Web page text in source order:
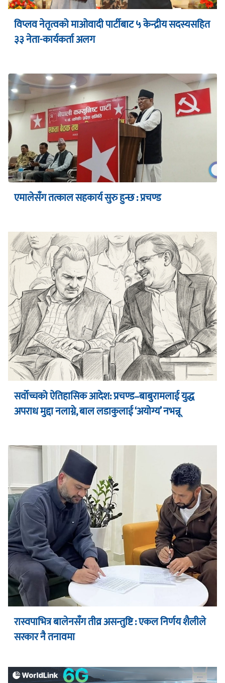
विप्लव नेतृत्वको माओवादी पार्टीबाट ५ केन्द्रीय सदस्यसहित
३३ नेता-कार्यकर्ता अलग
एमालेसँग तत्काल सहकार्य सुरु हुन्छ : प्रचण्ड
सर्वोच्चको ऐतिहासिक आदेश: प्रचण्ड–बाबुरामलाई युद्ध
अपराध मुद्दा नलाग्ने, बाल लडाकुलाई ‘अयोग्य’ नभन्नू
रास्वपाभित्र बालेनसँग तीव्र असन्तुष्टि : एकल निर्णय शैलीले
सरकार नै तनावमा